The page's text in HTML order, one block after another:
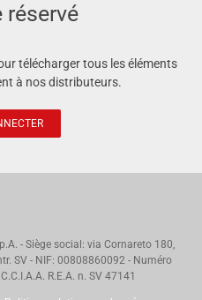
réservé
télécharger tous les éléments
à nos distributeurs.
- Siège social: via Cornareto 180,
SV - NIF: 00808860092 - Numéro
R.E.A. n. SV 47141